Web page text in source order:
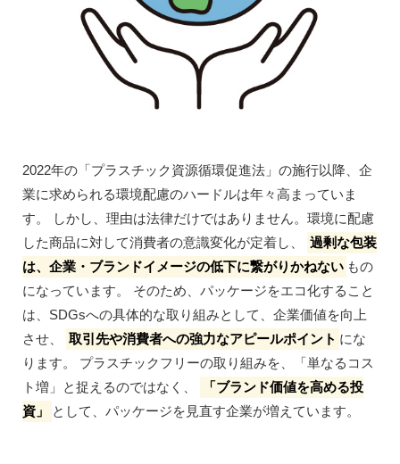
2022年の「プラスチック資源循環促進法」の施行以降、企
業に求められる環境配慮のハードルは年々高まっていま
す。 しかし、理由は法律だけではありません。環境に配慮
した商品に対して消費者の意識変化が定着し、
過剰な包装
は、企業・ブランドイメージの低下に繋がりかねない もの
になっています。 そのため、パッケージをエコ化すること
は、SDGsへの具体的な取り組みとして、企業価値を向上
させ、
取引先や消費者への強力なアピールポイント にな
ります。 プラスチックフリーの取り組みを、「単なるコス
ト増」と捉えるのではなく、
「ブランド価値を高める投
資」
として、パッケージを見直す企業が増えています。